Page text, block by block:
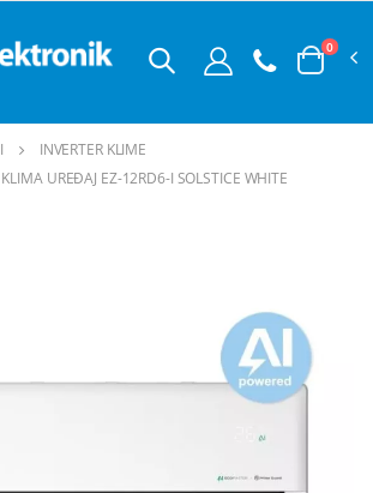
0
INVERTER KLIME
UREĐAJ EZ-12RD6-I SOLSTICE WHITE